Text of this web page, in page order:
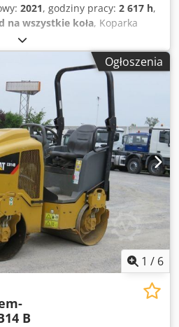
2021, godziny pracy: 2 617 h,
na wszystkie koła, Koparka
– rok produkcji 2021 –
Na sprzedaż oferujemy
M314, która jest w bardzo
do natychmiastowego
produkcji: 2021 * Godziny
* Hydrauliczny system szybkiej
Aqszmpxmopjrf * Centralny
w dobrym stanie * Wydajny i
Maszyna była regularnie
w bardzo dobrym stanie
jak i wizualnym. Jest
użycia i idealnie nadaje się
dróg i kanalizacji oraz do
Oględziny i jazda próbna są
uzgodnieniu terminu.
na życzenie.
Ogłoszenia
1 / 6
B